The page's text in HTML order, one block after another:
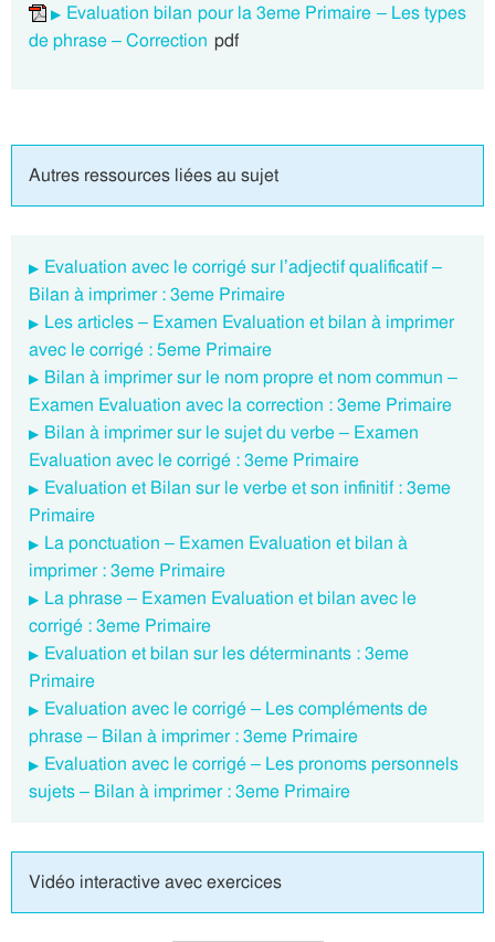
Evaluation bilan pour la 3eme Primaire – Les types
de phrase – Correction pdf
Autres ressources liées au sujet
Evaluation avec le corrigé sur l’adjectif qualificatif –
Bilan à imprimer : 3eme Primaire
Les articles – Examen Evaluation et bilan à imprimer
avec le corrigé : 5eme Primaire
Bilan à imprimer sur le nom propre et nom commun –
Examen Evaluation avec la correction : 3eme Primaire
Bilan à imprimer sur le sujet du verbe – Examen
Evaluation avec le corrigé : 3eme Primaire
Evaluation et Bilan sur le verbe et son infinitif : 3eme
Primaire
La ponctuation – Examen Evaluation et bilan à
imprimer : 3eme Primaire
La phrase – Examen Evaluation et bilan avec le
corrigé : 3eme Primaire
Evaluation et bilan sur les déterminants : 3eme
Primaire
Evaluation avec le corrigé – Les compléments de
phrase – Bilan à imprimer : 3eme Primaire
Evaluation avec le corrigé – Les pronoms personnels
sujets – Bilan à imprimer : 3eme Primaire
Vidéo interactive avec exercices